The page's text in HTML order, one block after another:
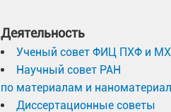
Деятельность
Ученый совет ФИЦ ПХФ и
Научный совет РАН
по материалам и
Диссертационные советы